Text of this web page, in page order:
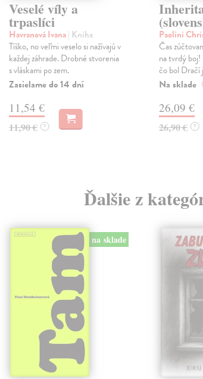
Veselé víly a
trpaslíci
Havranová Ivana| Kniha
Tíško, no veľmi veselo si nažívajú v
každej záhrade. Drobné stvorenia
s vláskami po zem.
Zasielame do 14 dní
11,54 €
11,90 € ?
Paolini
Čas
na tvrdý
čo bol Dračí
Na sklade
26,09 €
26,90 € ?
Ďalšie z
na sklade